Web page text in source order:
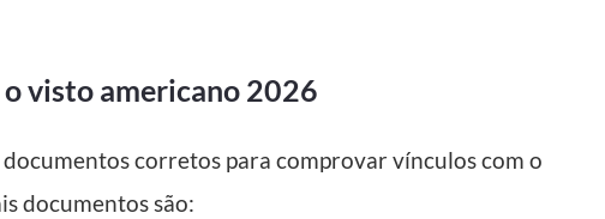
visto americano 2026
corretos para comprovar vínculos com o
documentos são: